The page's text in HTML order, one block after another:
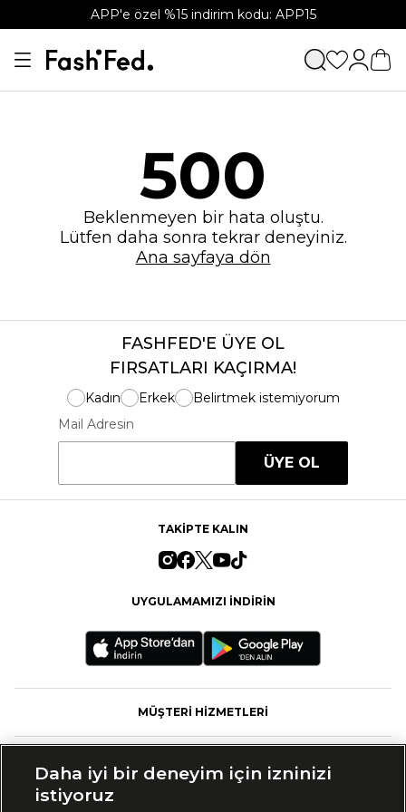
APP'e özel %15 indirim kodu: APP15
500
Beklenmeyen bir hata oluştu.
Lütfen daha sonra tekrar deneyiniz.
Ana sayfaya dön
FASHFED'E ÜYE OL
FIRSATLARI KAÇIRMA!
Kadın Erkek
Belirtmek istemiyorum
Mail Adresin
ÜYE OL
TAKİPTE KALIN
UYGULAMAMIZI İNDİRİN
MÜŞTERİ HİZMETLERİ
Daha iyi bir deneyim için izninizi
istiyoruz